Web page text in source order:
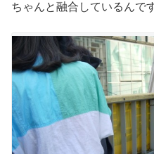
ちゃんと融合しているんで